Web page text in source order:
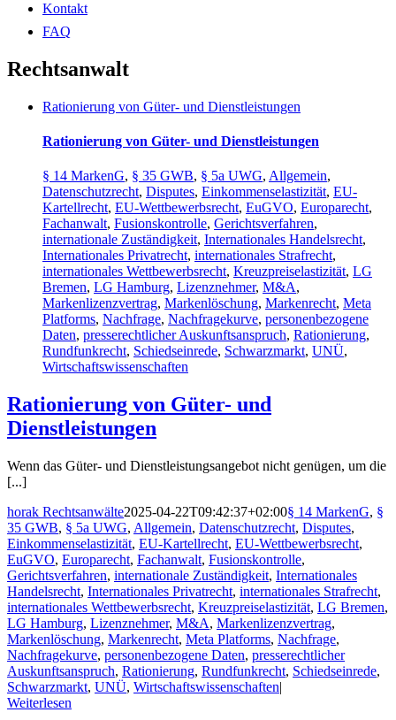
Kontakt
FAQ
Rechtsanwalt
Rationierung von Güter- und Dienstleistungen
Rationierung von Güter- und Dienstleistungen
§ 14 MarkenG, § 35 GWB, § 5a UWG, Allgemein,
Datenschutzrecht, Disputes, Einkommenselastizität, EU-
Kartellrecht, EU-Wettbewerbsrecht, EuGVO, Europarecht,
Fachanwalt, Fusionskontrolle, Gerichtsverfahren,
internationale Zuständigkeit, Internationales Handelsrecht,
Internationales Privatrecht, internationales Strafrecht,
internationales Wettbewerbsrecht, Kreuzpreiselastizität, LG
Bremen, LG Hamburg, Lizenznehmer, M&A,
Markenlizenzvertrag, Markenlöschung, Markenrecht, Meta
Platforms, Nachfrage, Nachfragekurve, personenbezogene
Daten, presserechtlicher Auskunftsanspruch, Rationierung,
Rundfunkrecht, Schiedseinrede, Schwarzmarkt, UNÜ,
Wirtschaftswissenschaften
Rationierung von Güter- und
Dienstleistungen
Wenn das Güter- und Dienstleistungsangebot nicht genügen, um die
[...]
horak Rechtsanwälte2025-04-22T09:42:37+02:00§ 14 MarkenG, §
35 GWB, § 5a UWG, Allgemein, Datenschutzrecht, Disputes,
Einkommenselastizität, EU-Kartellrecht, EU-Wettbewerbsrecht,
EuGVO, Europarecht, Fachanwalt, Fusionskontrolle,
Gerichtsverfahren, internationale Zuständigkeit, Internationales
Handelsrecht, Internationales Privatrecht, internationales Strafrecht,
internationales Wettbewerbsrecht, Kreuzpreiselastizität, LG Bremen,
LG Hamburg, Lizenznehmer, M&A, Markenlizenzvertrag,
Markenlöschung, Markenrecht, Meta Platforms, Nachfrage,
Nachfragekurve, personenbezogene Daten, presserechtlicher
Auskunftsanspruch, Rationierung, Rundfunkrecht, Schiedseinrede,
Schwarzmarkt, UNÜ, Wirtschaftswissenschaften|
Weiterlesen